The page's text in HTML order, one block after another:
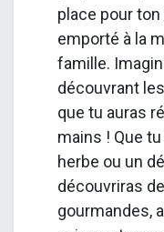
place pour
emporté à la
famille.
découvrant
que tu auras
mains ! Que
herbe ou un
découvriras
gourmandes,